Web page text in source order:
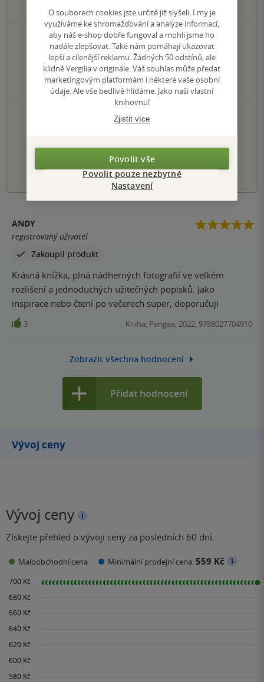
hodnocení čtenářů
1×
5 hvězdiček
0×
4 hvězdičky
0×
3 hvězdičky
0×
2 hvězdičky
0×
1 hvezdička
PŘIDEJTE SVÉ HODNOCENÍ KNIHY
2 3 4 5
ANDY
registrovaný uživatel
Zakoupil produkt
Krásná knížka, plná nádherných fotografií ve velkém
rozlišení a jednoduchých užitečných popisků. Jako
inspirace nebo čtení po večerech super, doporučuji
3 Kniha, Pangea, 2022, 9788027704910
Zobrazit všechna hodnocení
Přidat hodnocení
Vývoj ceny
Vývoj ceny
Získejte přehled o vývoji ceny za posledních 60 dní.
Maloobchodní cena Minimální prodejní cena:559 Kč
O souborech cookies jste určitě již slyšeli. I my je
využíváme ke shromažďování a analýze informací,
aby náš e-shop dobře fungoval a mohli jsme ho
nadále zlepšovat. Také nám pomáhají ukazovat
lepší a cílenější reklamu. Žádných 50 odstínů, ale
klidně Vergilia v originále. Váš souhlas může předat
marketingovým platformám i některé vaše osobní
údaje. Ale vše bedlivě hlídáme. Jako naši vlastní
knihovnu!
Zjistit více
Povolit vše
Povolit pouze nezbytné
Nastavení